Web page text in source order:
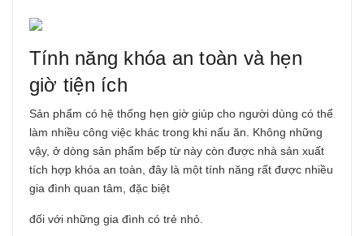
Tính năng khóa an toàn và hẹn
giờ tiện ích
Sản phẩm có hệ thống hẹn giờ giúp cho người dùng có thể
làm nhiều công việc khác trong khi nấu ăn. Không những
vậy, ở dòng sản phẩm bếp từ này còn được nhà sản xuất
tích hợp khóa an toàn, đây là một tính năng rất được nhiều
gia đình quan tâm, đặc biệt
đối với những gia đình có trẻ nhỏ.